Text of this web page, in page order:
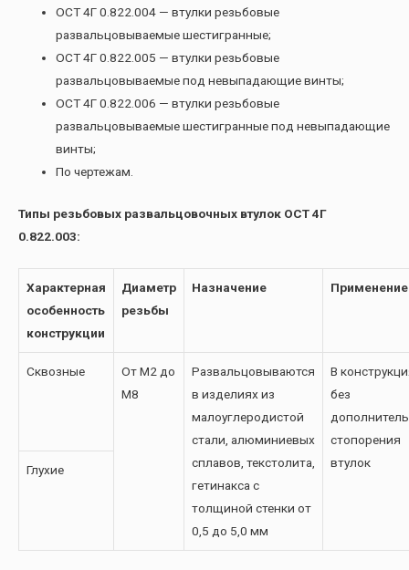
ОСТ 4Г 0.822.004 — втулки резьбовые
развальцовываемые шестигранные;
ОСТ 4Г 0.822.005 — втулки резьбовые
развальцовываемые под невыпадающие винты;
ОСТ 4Г 0.822.006 — втулки резьбовые
развальцовываемые шестигранные под невыпадающие
винты;
По чертежам.
Типы резьбовых развальцовочных втулок ОСТ 4Г
0.822.003:
Характерная
особенность
конструкции
Диаметр
резьбы
Назначение Применение
Сквозные
От М2 до
М8
Развальцовываются
в изделиях из
малоуглеродистой
стали, алюминиевых
сплавов, текстолита,
гетинакса с
толщиной стенки от
0,5 до 5,0 мм
В
без
стопорения
втулок
Глухие